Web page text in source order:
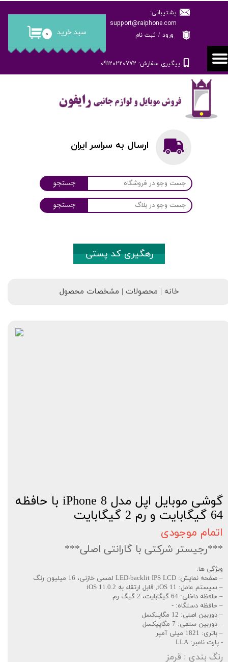
پشتیبانی:
support@raiphone.com
پیگیری سفارش: 09120220772
۰ سبد خرید ورود / ثبت نام
حساب کاربری من
تغییر گذر واژه
سفارشات
خروج از حساب کاربری
جستجو
جستجو
ارسال به سراسر ایران
رهگیری کد پستی
خانه | محصولات | مشخصات محصول
گوشی موبایل اپل مدل iPhone 8 با حافظه
64 گیگابایت و رم 2 گیگابایت
اتمام موجودی
***رجیستر شرکتی با گارانتی اصلی***
ویژگی ها:
– صفحه نمایش: LED-backlit IPS LCD لمسی خازنی، 16 میلیون رنگ
– سیستم عامل: iOS 11, قابل ارتقاء به iOS 11.0.2
– حافظه داخلی: 64 گیگابایت، 2 گیگ رم
– حافظه دستگاه: -
– دوربین اصلی: 12 مگاپیکسل
– دوربین سلفی: 7 مگاپیکسل
– باتری: 1821 میلی آمپر
- پارت نامبر: LLA
رنگ بندی : قرمز